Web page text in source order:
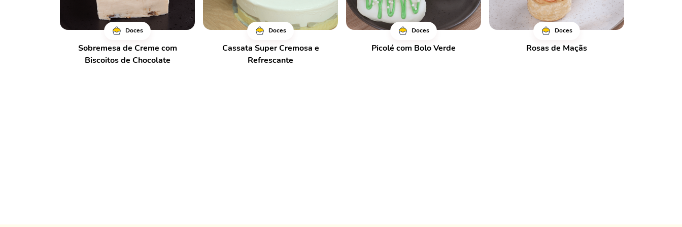
Doces
Sobremesa de Creme com
Biscoitos de Chocolate
Doces
Cassata Super Cremosa e
Refrescante
Doces
Picolé com Bolo Verde
Doces
Rosas de Maçãs